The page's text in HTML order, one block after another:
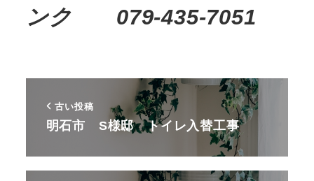
ンク 079-435-7051
古い投稿
明石市 S様邸 トイレ入替工事